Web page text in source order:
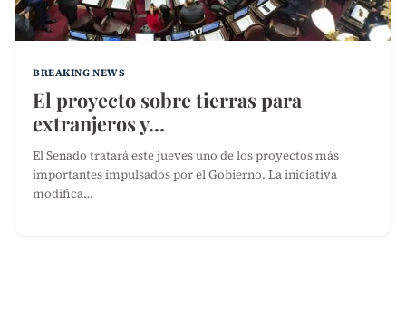
BREAKING NEWS
El proyecto sobre tierras para
extranjeros y…
El Senado tratará este jueves uno de los proyectos más
importantes impulsados por el Gobierno. La iniciativa
modifica…